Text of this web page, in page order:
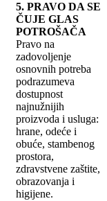
5. PRAVO DA SE
ČUJE GLAS
POTROŠAČA
Pravo na
zadovoljenje
osnovnih potreba
podrazumeva
dostupnost
najnužnijih
proizvoda i usluga:
hrane, odeće i
obuće, stambenog
prostora,
zdravstvene zaštite,
obrazovanja i
higijene.